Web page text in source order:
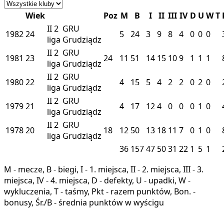
Wiek Poz M B I II III IV D U WT
198224 II2
liga
GRU
Grudziądz
5 24 3 9 8 4 0 0 0
1981 23 II2
liga
GRU
Grudziądz 24 11 51 14 15 109 1 1 1
198022 II2
liga
GRU
Grudziądz
4 15 5 4 2 2 0 2 0
197921 II2
liga
GRU
Grudziądz
4 17 124 0 0 0 1 0
197820 II2
liga
GRU
Grudziądz 18 12 50 13 18 11 7 0 1 0
36 15747 5031 22 1 5 1
M - mecze, B - biegi, I - 1. miejsca, II - 2. miejsca, III - 3.
miejsca, IV - 4. miejsca, D - defekty, U - upadki, W -
wykluczenia, T - taśmy, Pkt - razem punktów, Bon. -
bonusy, Śr./B - średnia punktów w wyścigu